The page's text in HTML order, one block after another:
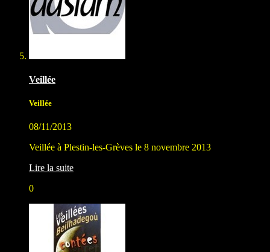
Veillée
Veillée
08/11/2013
Veillée à Plestin-les-Grèves le 8 novembre 2013
Lire la suite
0